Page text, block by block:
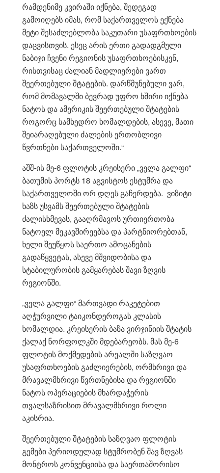
რამდენიმე კვირაში იქნება, შედეგად
გამოიღებს იმას, რომ საქართველოს ექნება
მეტი შესაძლებლობა საკუთარი უსაფრთხოების
დაცვისთვის. ესეც არის ერთი გადადგმული
ნაბიჯი ჩვენი რეგიონის უსაფრთხოებისკენ,
რისთვისაც ძალიან მადლიერები ვართ
შეერთებული შტატების. დარწმუნებული ვარ,
რომ მომავალში ბევრად უფრო ხშირი იქნება
ნატოს და ამერიკის შეერთებული შტატების
როგორც სამხედრო ხომალდების, ასევე, მათი
შეიარაღებული ძალების ერთობლივი
წვრთნები საქართველოში.“
აშშ-ის მე-6 ფლოტის კრეისერი „ველა გალფი“
ბათუმის პორტს 18 აგვისტოს ესტუმრა და
საქართველოში ორ დღეს გაჩერდება. ვიზიტი
ხაზს უსვამს შეერთებული შტატების
ძალისხმევას, გააღრმავოს ურთიერთობა
ნატოელ მეკავშირეებსა და პარტნიორებთან,
ხელი შეუწყოს საერთო ამოცანების
გადაწყვეტას, ასევე მშვიდობისა და
სტაბილურობის გამყარებას შავი ზღვის
რეგიონში.
„ველა გალფი“ მართვადი რაკეტებით
აღჭურვილი ტაიკონდეროგას კლასის
ხომალდია. კრეისერის ბაზა ვირჯინიის შტატის
ქალაქ ნორფოლკში მდებარეობს. მას მე-6
ფლოტის მოქმედების არეალში საზღვაო
უსაფრთხოების გაძლიერების, ორმხრივი და
მრავალმხრივი წვრთნებისა და რეგიონში
ნატოს ოპერაციების მხარდაჭერის
თვალსაზრისით მრავალმხრივი როლი
აკისრია.
შეერთებული შტატების საზღვაო ფლოტის
გემები პერიოდულად სტუმრობენ შავ ზღვას
მონტროს კონვენციისა და საერთაშორისო